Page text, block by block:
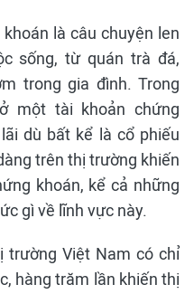
là câu chuyện len
sống, từ quán trà đá,
trong gia đình. Trong
một tài khoản chứng
dù bất kể là cổ phiếu
trên thị trường khiến
khoán, kể cả những
gì về lĩnh vực này.
trường Việt Nam có chỉ
hàng trăm lần khiến thị